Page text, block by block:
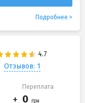
Подробнее
Отзывов: 1
Переплата